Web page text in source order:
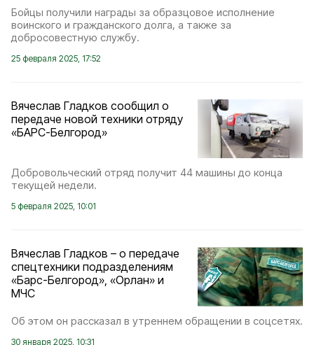
Бойцы получили награды за образцовое исполнение
воинского и гражданского долга, а также за
добросовестную службу.
25 февраля 2025, 17:52
Вячеслав Гладков сообщил о
передаче новой техники отряду
«БАРС-Белгород»
Добровольческий отряд получит 44 машины до конца
текущей недели.
5 февраля 2025, 10:01
Вячеслав Гладков – о передаче
спецтехники подразделениям
«Барс-Белгород», «Орлан» и
МЧС
Об этом он рассказал в утреннем обращении в соцсетях.
30 января 2025, 10:31